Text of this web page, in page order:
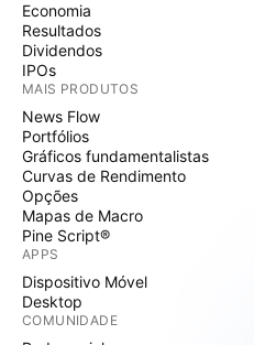
Economia
Resultados
Dividendos
IPOs
MAIS PRODUTOS
News Flow
Portfólios
Gráficos fundamentalistas
Curvas de Rendimento
Opções
Mapas de Macro
Pine Script®
APPS
Dispositivo Móvel
Desktop
COMUNIDADE